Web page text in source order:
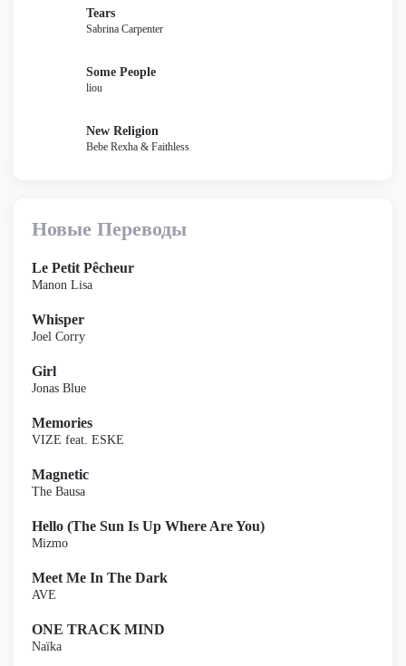
Tears
Sabrina Carpenter
Some People
liou
New Religion
Bebe Rexha & Faithless
Новые Переводы
Le Petit Pêcheur
Manon Lisa
Whisper
Joel Corry
Girl
Jonas Blue
Memories
VIZE feat. ESKE
Magnetic
The Bausa
Hello (The Sun Is Up Where Are You)
Mizmo
Meet Me In The Dark
AVE
ONE TRACK MIND
Naïka